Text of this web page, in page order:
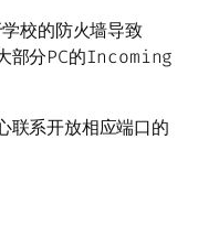
校的防火墙导致
部分PC的Incoming
联系开放相应端口的